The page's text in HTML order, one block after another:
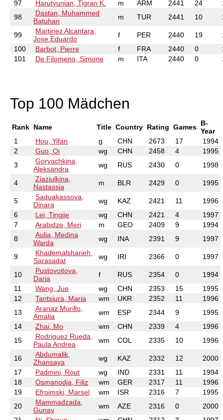
97
Harutyunian, Tigran K. m ARM 2441 24
98
Dastan, Muhammed
Batuhan
m TUR 2441 10
99
Martinez Alcantara,
Jose Eduardo
f PER 2440 19
100
Barbot, Pierre f FRA 2440 0
101
De Filomeno, Simone m ITA 2440 0
Top 100 Mädchen
Rank Name Title Country Rating Games B-
Year
1
Hou, Yifan g CHN 2673 17
1994
2
Guo, Qi wg CHN 2458 4
1995
3
Goryachkina,
Aleksandra
wg RUS 2430 0 1998
4
Ziaziulkina,
Nastassia
m BLR 2429 0 1995
5
Saduakassova,
Dinara
wg KAZ 2421 11
1996
6
Lei, Tingjie wg CHN 2421 4
1997
7
Arabidze, Meri m GEO 2409 9
1994
8
Aulia, Medina
Warda
wg INA 2391 9 1997
9
Khademalsharieh,
Sarasadat
wg IRI 2366 0 1997
10
Pustovoitova,
Daria
f RUS 2354 0
1994
11
Wang, Jue wg CHN 2353 15
1995
12
Tantsiura, Maria wm UKR 2352 11
1996
13
Aranaz Murillo,
Amalia
wm ESP 2344 9
1995
14
Zhai, Mo wm CHN 2339 4
1996
15
Rodriguez Rueda,
Paula Andrea
wm COL 2335 10 1996
16
Abdumalik,
Zhansaya
wg KAZ 2332 12
2000
17
Padmini, Rout wg IND 2331 11
1994
18
Osmanodja, Filiz wm GER 2317 11
1996
19
Efroimski, Marsel wm ISR 2316 7
1995
20
Mammadzada,
Gunay
wm AZE 2316 0
2000